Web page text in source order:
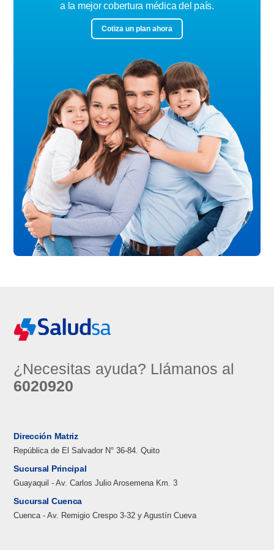
a la mejor cobertura médica del país.
Cotiza un plan ahora
Dirección Matriz
República de El Salvador N° 36-84. Quito
Sucursal Principal
Guayaquil - Av. Carlos Julio Arosemena Km. 3
Sucursal Cuenca
Cuenca - Av. Remigio Crespo 3-32 y Agustín Cueva
¿Necesitas ayuda? Llámanos al
6020920